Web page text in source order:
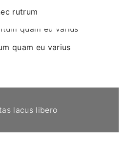
rutrum
quam eu varius
lacus libero